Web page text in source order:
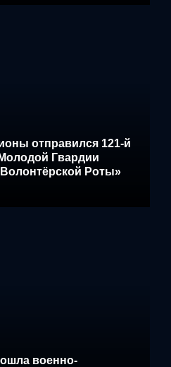
отправился 121-й
Гвардии
Роты»
военно-